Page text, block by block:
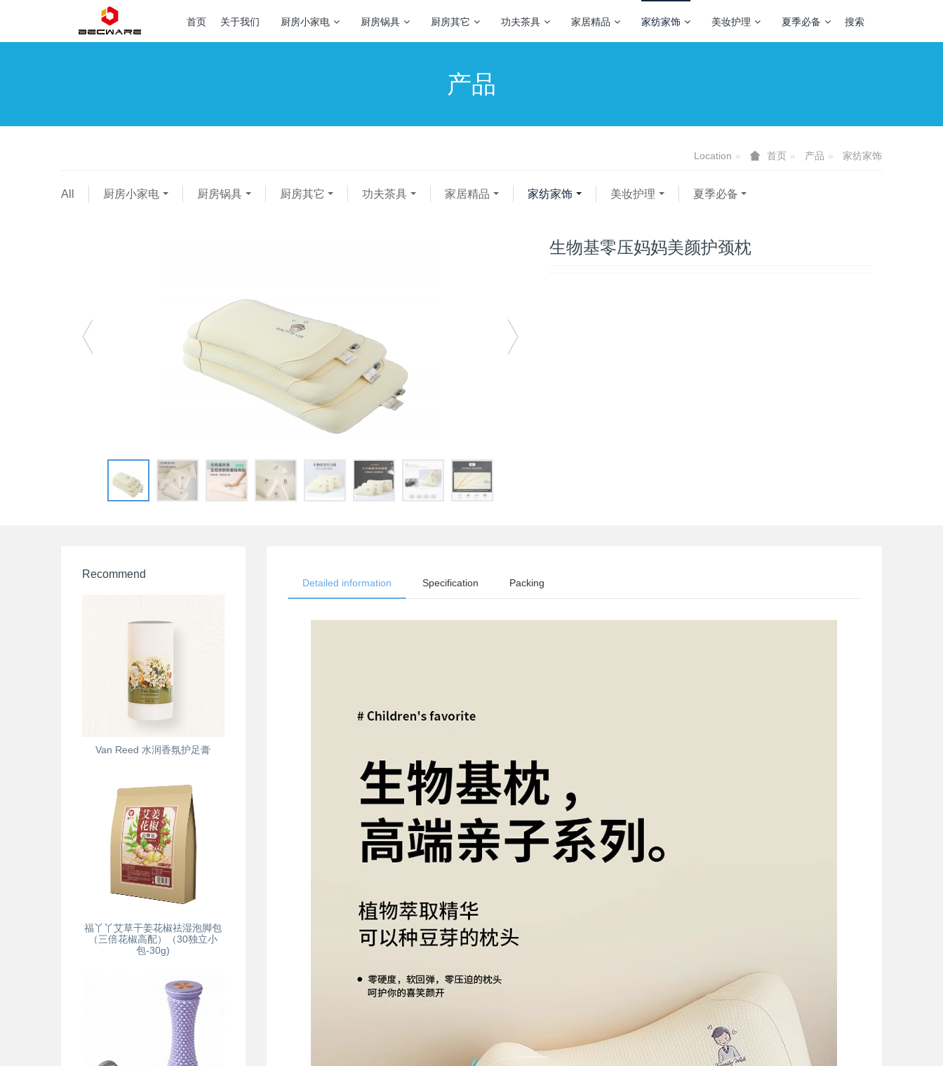
首页 关于我们 厨房小家电 厨房锅具 厨房其它 功夫茶具 家居精品 家纺家饰 美妆护理 夏季必备 搜索
产品
Location 首页 产品 家纺家饰
All 厨房小家电 厨房锅具 厨房其它 功夫茶具 家居精品 家纺家饰 美妆护理 夏季必备
生物基零压妈妈美颜护颈枕
Detailed information Specification Packing
Recommend
Van Reed 水润香氛护足膏
福丫丫艾草干姜花椒祛湿泡脚包
（三倍花椒高配）（30独立小
包-30g)